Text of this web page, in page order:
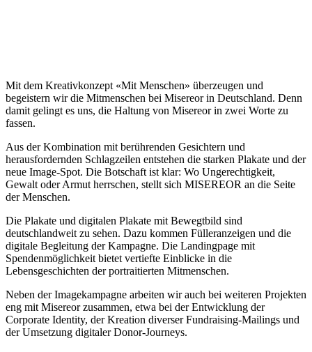
Mit dem Kreativkonzept «Mit Menschen» überzeugen und
begeistern wir die Mitmenschen bei Misereor in Deutschland. Denn
damit gelingt es uns, die Haltung von Misereor in zwei Worte zu
fassen.
Aus der Kombination mit berührenden Gesichtern und
herausfordernden Schlagzeilen entstehen die starken Plakate und der
neue Image-Spot. Die Botschaft ist klar: Wo Ungerechtigkeit,
Gewalt oder Armut herrschen, stellt sich MISEREOR an die Seite
der Menschen.
Die Plakate und digitalen Plakate mit Bewegtbild sind
deutschlandweit zu sehen. Dazu kommen Fülleranzeigen und die
digitale Begleitung der Kampagne. Die Landingpage mit
Spendenmöglichkeit bietet vertiefte Einblicke in die
Lebensgeschichten der portraitierten Mitmenschen.
Neben der Imagekampagne arbeiten wir auch bei weiteren Projekten
eng mit Misereor zusammen, etwa bei der Entwicklung der
Corporate Identity, der Kreation diverser Fundraising-Mailings und
der Umsetzung digitaler Donor-Journeys.